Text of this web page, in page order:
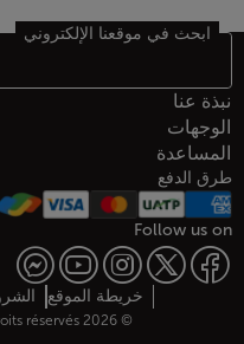
أسفل الصفحة
ابحث في موقعنا الإلكتروني
نبذة عنا
الوجهات
المساعدة
طرق الدفع
Follow us on
map links
خريطة الموقع
© 2026 Royal Air Maroc. Tous les droits réservés